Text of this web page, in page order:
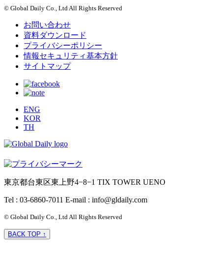
© Global Daily Co., Ltd All Rights Reserved
お問い合わせ
資料ダウンロード
プライバシーポリシー
情報セキュリティ基本方針
サイトマップ
ENG
KOR
TH
東京都台東区東上野4−8−1 TIX TOWER UENO
Tel : 03-6860-7011 E-mail : info@gldaily.com
© Global Daily Co., Ltd All Rights Reserved
BACK TOP ↑